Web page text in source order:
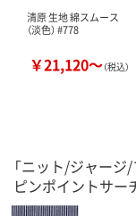
清原 生地 綿スムース
（淡色） #778
￥21,120～（税込）
「ニット/ジャー
ピンポイントサー